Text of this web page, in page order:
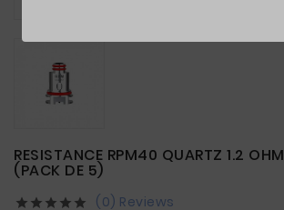
RESISTANCE RPM40 QUARTZ 1.2
(PACK DE 5)
     (0) Reviews